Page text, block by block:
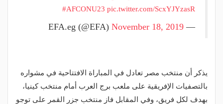
#AFCONU23 pic.twitter.com/ScxYJYzasR
— EFA.eg (@EFA)
November 18, 2019
يذكر أن منتخب مصر تعادل في المباراة الافتتاحية في مشواره
بالتصفيات الإفريقية على ملعب برج العرب أمام منتخب كينيا،
بهدف لكل فريق، وفي المقابل فاز منتخب جزر القمر على توجو